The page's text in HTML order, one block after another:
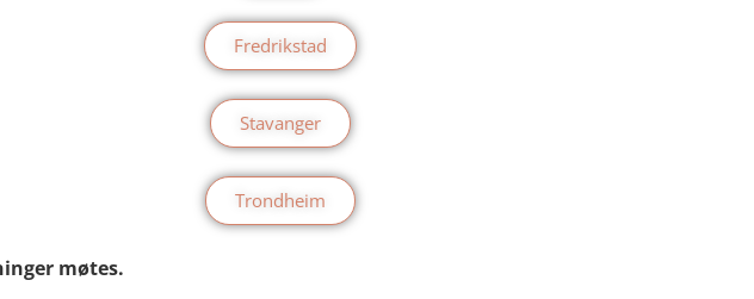
Fredrikstad
Stavanger
Trondheim
møtes.